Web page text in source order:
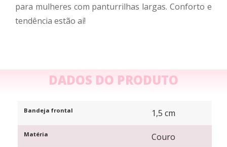
para mulheres com panturrilhas largas. Conforto e
tendência estão aí!
DADOS DO PRODUTO
Bandeja frontal 1,5 cm
Matéria Couro